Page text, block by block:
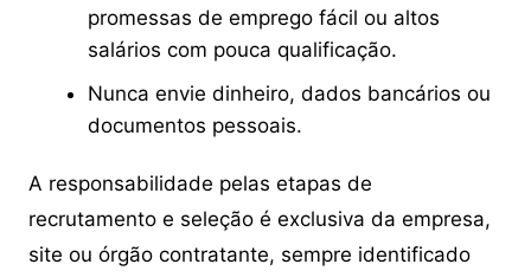
promessas de emprego fácil ou altos
salários com pouca qualificação.
Nunca envie dinheiro, dados bancários ou
documentos pessoais.
A responsabilidade pelas etapas de
recrutamento e seleção é exclusiva da empresa,
site ou órgão contratante, sempre identificado